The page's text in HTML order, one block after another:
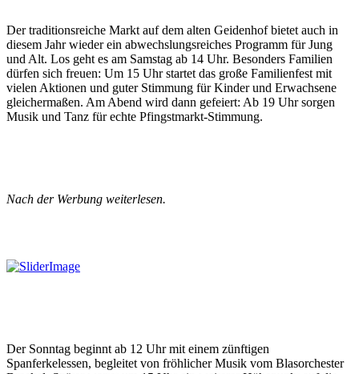
Der traditionsreiche Markt auf dem alten Geidenhof bietet auch in
diesem Jahr wieder ein abwechslungsreiches Programm für Jung
und Alt. Los geht es am Samstag ab 14 Uhr. Besonders Familien
dürfen sich freuen: Um 15 Uhr startet das große Familienfest mit
vielen Aktionen und guter Stimmung für Kinder und Erwachsene
gleichermaßen. Am Abend wird dann gefeiert: Ab 19 Uhr sorgen
Musik und Tanz für echte Pfingstmarkt-Stimmung.
Nach der Werbung weiterlesen.
Der Sonntag beginnt ab 12 Uhr mit einem zünftigen
Spanferkelessen, begleitet von fröhlicher Musik vom Blasorchester